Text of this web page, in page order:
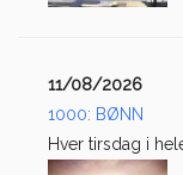
11/08/2026
1000: BØNN
Hver tirsdag i